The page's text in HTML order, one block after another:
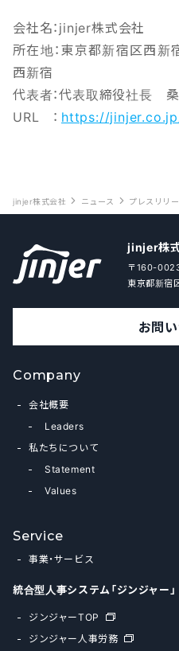
会社名：jinjer株式会社
所在地：東京都新宿区西
西新宿
代表者：代表取締役社長
URL ： https://
jinjer株式会社 ニュース プレスリリ
jinjer株
〒160-
東京都新宿
お問
Company
会社概要
Leaders
私たちについて
Statement
Values
Service
事業・サービス
統合型人事システム「ジンジャー」
ジンジャーTOP
ジンジャー人事労務